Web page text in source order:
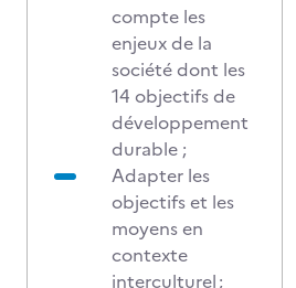
compte les
enjeux de la
société dont les
14 objectifs de
développement
durable ;
Adapter les
objectifs et les
moyens en
contexte
interculturel ;